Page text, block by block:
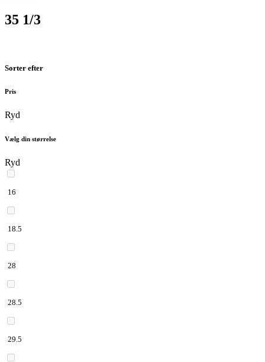
35 1/3
Sorter efter
Pris
Ryd
Vælg din størrelse
Ryd
16
18.5
28
28.5
29.5